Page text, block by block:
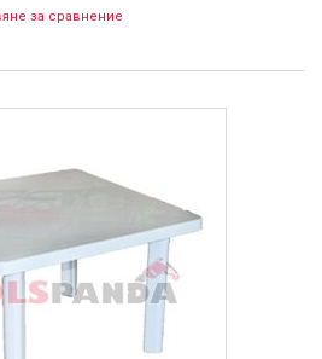
за сравнение